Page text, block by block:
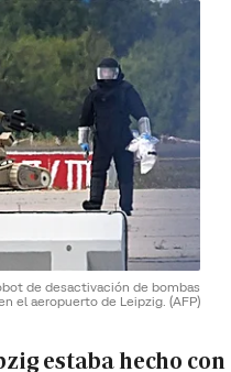
de desactivación de bombas
el aeropuerto de Leipzig. (AFP)
estaba hecho con